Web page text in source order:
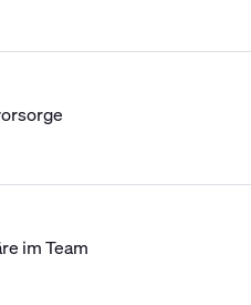
im Team